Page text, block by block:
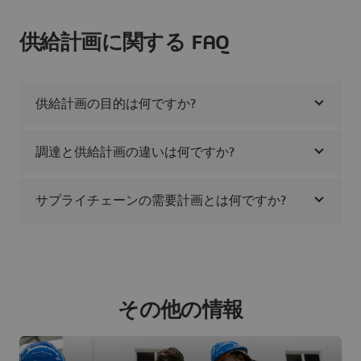
供給計画に関する FAQ
供給計画の目的は何ですか?
調達と供給計画の違いは何ですか?
サプライチェーンの需要計画とは何ですか?
その他の情報